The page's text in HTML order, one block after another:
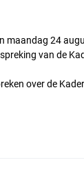
maandag 24
van de
over de